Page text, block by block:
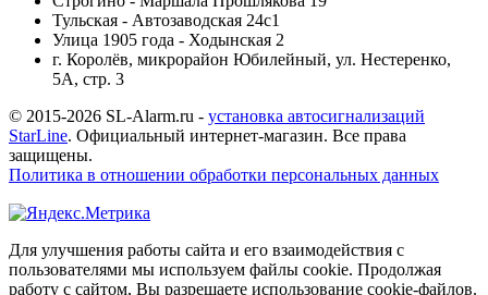
Тульская - Автозаводская 24с1
Улица 1905 года - Ходынская 2
г. Королёв, микрорайон Юбилейный, ул. Нестеренко,
5А, стр. 3
© 2015-2026 SL-Alarm.ru - установка автосигнализаций
StarLine. Официальный интернет-магазин. Все права
защищены.
Политика в отношении обработки персональных данных
Для улучшения работы сайта и его взаимодействия с
пользователями мы используем файлы cookie. Продолжая
работу с сайтом, Вы разрешаете использование cookie-файлов.